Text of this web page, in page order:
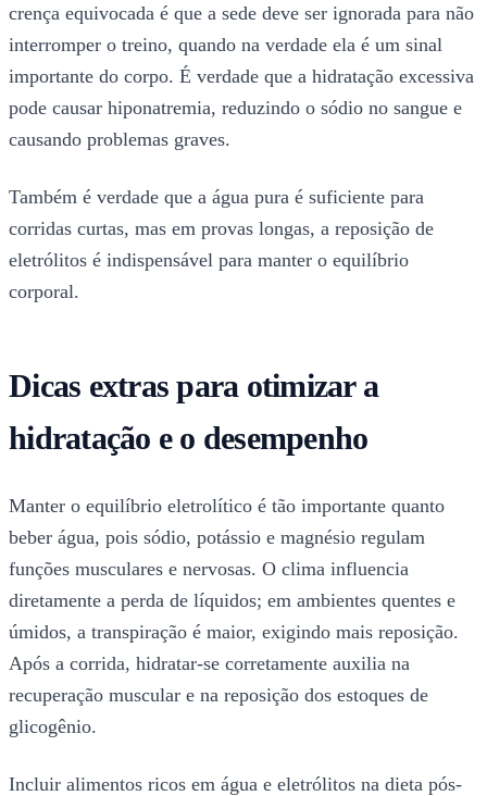
crença equivocada é que a sede deve ser ignorada para não
interromper o treino, quando na verdade ela é um sinal
importante do corpo. É verdade que a hidratação excessiva
pode causar hiponatremia, reduzindo o sódio no sangue e
causando problemas graves.
Também é verdade que a água pura é suficiente para
corridas curtas, mas em provas longas, a reposição de
eletrólitos é indispensável para manter o equilíbrio
corporal.
Dicas extras para otimizar a
hidratação e o desempenho
Manter o equilíbrio eletrolítico é tão importante quanto
beber água, pois sódio, potássio e magnésio regulam
funções musculares e nervosas. O clima influencia
diretamente a perda de líquidos; em ambientes quentes e
úmidos, a transpiração é maior, exigindo mais reposição.
Após a corrida, hidratar-se corretamente auxilia na
recuperação muscular e na reposição dos estoques de
glicogênio.
Incluir alimentos ricos em água e eletrólitos na dieta pós-